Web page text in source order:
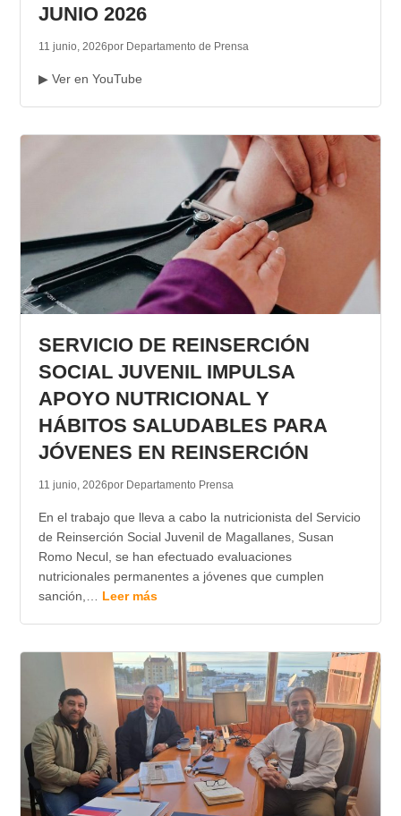
JUNIO 2026
11 junio, 2026por Departamento de Prensa
▶ Ver en YouTube
SERVICIO DE REINSERCIÓN
SOCIAL JUVENIL IMPULSA
APOYO NUTRICIONAL Y
HÁBITOS SALUDABLES PARA
JÓVENES EN REINSERCIÓN
11 junio, 2026por Departamento Prensa
En el trabajo que lleva a cabo la nutricionista del Servicio
de Reinserción Social Juvenil de Magallanes, Susan
Romo Necul, se han efectuado evaluaciones
nutricionales permanentes a jóvenes que cumplen
sanción,… Leer más